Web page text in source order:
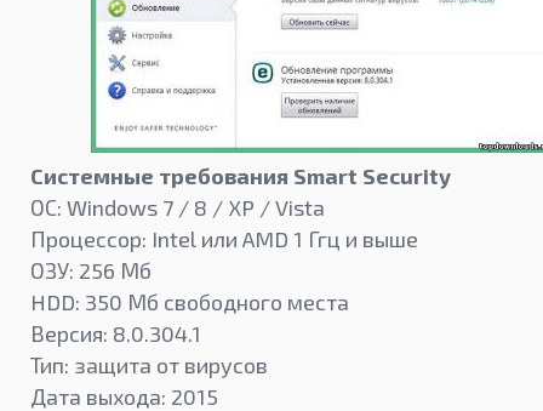
Системные требования Smart Security
ОС: Windows 7 / 8 / XP / Vista
Процессор: Intel или AMD 1 Ггц и выше
ОЗУ: 256 Мб
HDD: 350 Мб свободного места
Версия: 8.0.304.1
Тип: защита от вирусов
Дата выхода: 2015